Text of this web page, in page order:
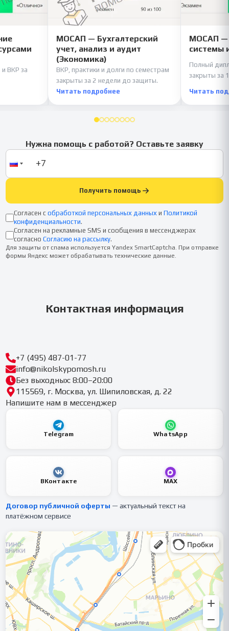
и ВКР за
МОСАП — Бухгалтерский
учет, анализ и аудит
(Экономика)
ВКР, практики и долги по семестрам
закрыты за 2 недели до защиты.
Читать подробнее
МОСАП —
системы
Полный
закрыты за
Читать
Нужна помощь с работой? Оставьте заявку
Получить помощь
Согласен с обработкой персональных данных и Политикой
конфиденциальности.
Согласен на рекламные SMS и сообщения в мессенджерах
согласно Согласию на рассылку.
Для защиты от спама используется Yandex SmartCaptcha. При отправке
формы Яндекс может обрабатывать технические данные.
Контактная информация
+7 (495) 487-01-77
info@nikolskypomosh.ru
Без выходных: 8:00–20:00
115569, г. Москва, ул. Шипиловская, д. 22
Напишите нам в мессенджер
Telegram WhatsApp
ВКонтакте MAX
Договор публичной оферты — актуальный текст на
платёжном сервисе